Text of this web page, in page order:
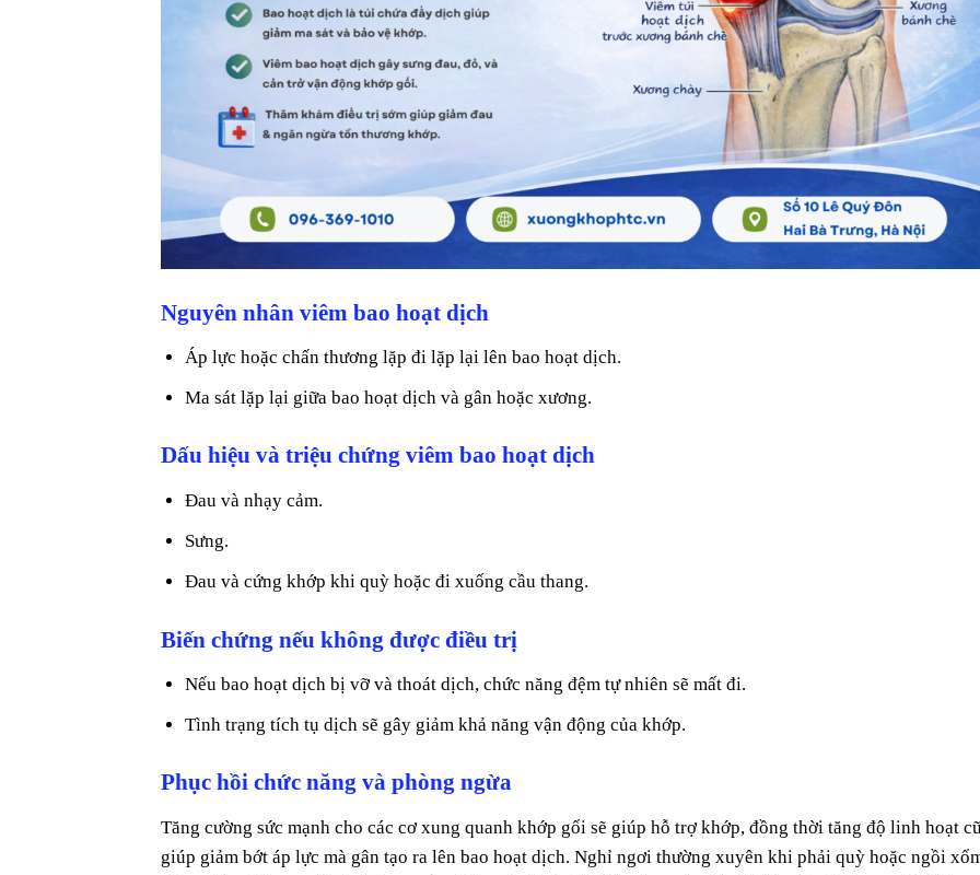
Nguyên nhân viêm bao hoạt dịch
Áp lực hoặc chấn thương lặp đi lặp lại lên bao hoạt dịch.
Ma sát lặp lại giữa bao hoạt dịch và gân hoặc xương.
Dấu hiệu và triệu chứng viêm bao hoạt dịch
Đau và nhạy cảm.
Sưng.
Đau và cứng khớp khi quỳ hoặc đi xuống cầu thang.
Biến chứng nếu không được điều trị
Nếu bao hoạt dịch bị vỡ và thoát dịch, chức năng đệm tự nhiên sẽ mất đi.
Tình trạng tích tụ dịch sẽ gây giảm khả năng vận động của khớp.
Phục hồi chức năng và phòng ngừa
Tăng cường sức mạnh cho các cơ xung quanh khớp gối sẽ giúp hỗ trợ khớp, đồng thời tăng độ linh hoạt
giúp giảm bớt áp lực mà gân tạo ra lên bao hoạt dịch. Nghỉ ngơi thường xuyên khi phải quỳ hoặc ngồi